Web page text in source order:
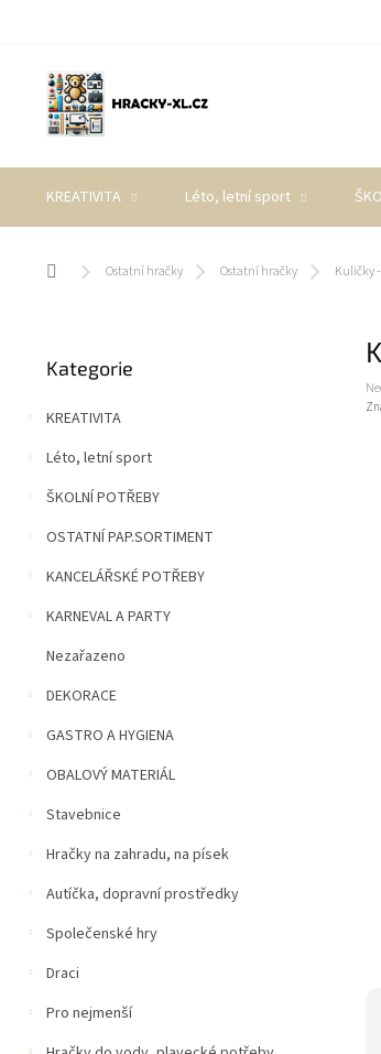
KREATIVITA Léto, letní sport
Domů Ostatní hračky Ostatní hračky Kuličky
s
r
a
n
p
a
e
kategorie
Kategorie
KREATIVITA
Léto, letní sport
ŠKOLNÍ POTŘEBY
OSTATNÍ PAP.SORTIMENT
KANCELÁŘSKÉ POTŘEBY
KARNEVAL A PARTY
Nezařazeno
DEKORACE
GASTRO A HYGIENA
OBALOVÝ MATERIÁL
Stavebnice
Hračky na zahradu, na písek
Autíčka, dopravní prostředky
Společenské hry
Draci
Pro nejmenší